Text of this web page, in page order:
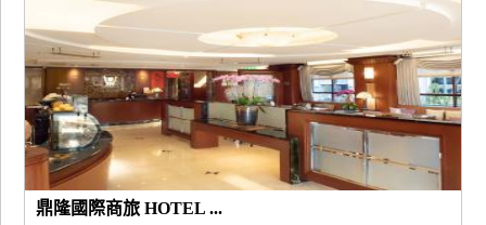
鼎隆國際商旅 HOTEL ...